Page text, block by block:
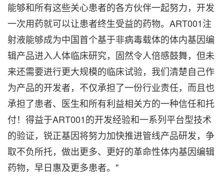
能够和所有这些关心患者的各方伙伴一起努力，开发
一次用药就可以让患者终生受益的药物。ART001注
射液能够成为中国首个基于非病毒载体的体内基因编
辑产品进入人体临床研究，固然令人倍感鼓舞，但未
来还需要进行更大规模的临床试验，我们清楚自己作
为产品的开发者，不仅承担了一份行业责任，而且也
承担了患者、医生和所有利益相关方的一种信任和托
付！得益于ART001的开发经验和一系列平台型技术
的验证，锐正基因将努力加快推进管线产品研发，争
取不负所托，做出更多、更好的革命性体内基因编辑
药物，早日惠及更多患者。"